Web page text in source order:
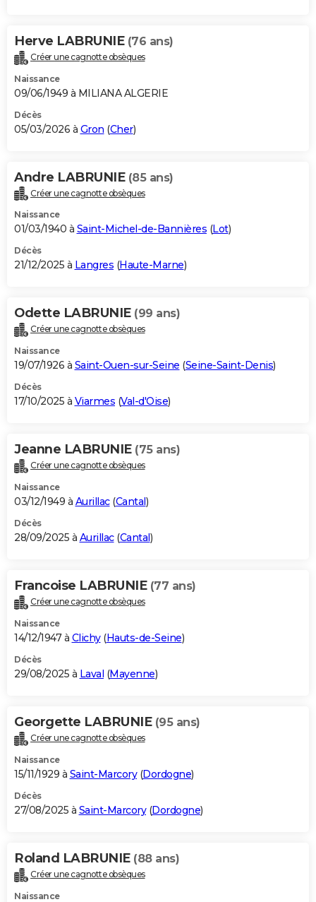
Herve LABRUNIE (76 ans)
Créer une cagnotte obsèques
Naissance
09/06/1949 à MILIANA ALGERIE
Décès
05/03/2026 à Gron (Cher)
Andre LABRUNIE (85 ans)
Créer une cagnotte obsèques
Naissance
01/03/1940 à Saint-Michel-de-Bannières (Lot)
Décès
21/12/2025 à Langres (Haute-Marne)
Odette LABRUNIE (99 ans)
Créer une cagnotte obsèques
Naissance
19/07/1926 à Saint-Ouen-sur-Seine (Seine-Saint-Denis)
Décès
17/10/2025 à Viarmes (Val-d'Oise)
Jeanne LABRUNIE (75 ans)
Créer une cagnotte obsèques
Naissance
03/12/1949 à Aurillac(Cantal)
Décès
28/09/2025 à Aurillac(Cantal)
Francoise LABRUNIE (77 ans)
Créer une cagnotte obsèques
Naissance
14/12/1947 à Clichy(Hauts-de-Seine)
Décès
29/08/2025 à Laval (Mayenne)
Georgette LABRUNIE (95 ans)
Créer une cagnotte obsèques
Naissance
15/11/1929 à Saint-Marcory(Dordogne)
Décès
27/08/2025 à Saint-Marcory(Dordogne)
Roland LABRUNIE (88 ans)
Créer une cagnotte obsèques
Naissance